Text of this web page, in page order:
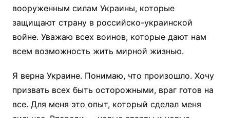
вооруженным силам Украины, которые
защищают страну в российско-украинской
войне. Уважаю всех воинов, которые дают нам
всем возможность жить мирной жизнью.
Я верна Украине. Понимаю, что произошло. Хочу
призвать всех быть осторожными, враг готов на
все. Для меня это опыт, который сделал меня